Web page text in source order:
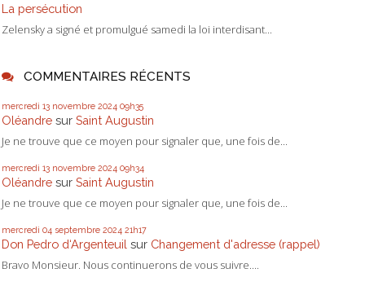
La persécution
Zelensky a signé et promulgué samedi la loi interdisant...
COMMENTAIRES RÉCENTS
mercredi 13 novembre 2024 09h35
Oléandre sur Saint Augustin
Je ne trouve que ce moyen pour signaler que, une fois de...
mercredi 13 novembre 2024 09h34
Oléandre sur Saint Augustin
Je ne trouve que ce moyen pour signaler que, une fois de...
mercredi 04 septembre 2024 21h17
Don Pedro d‘Argenteuil sur Changement d'adresse (rappel)
Bravo Monsieur. Nous continuerons de vous suivre....